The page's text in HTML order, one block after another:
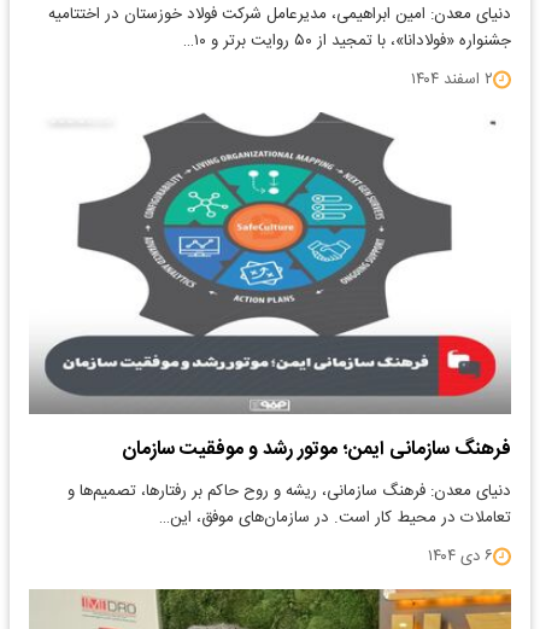
دنیای معدن: امین ابراهیمی، مدیرعامل شرکت فولاد خوزستان در اختتامیه
جشنواره «فولادانا»، با تمجید از ۵۰ روایت برتر و ۱۰…
۲ اسفند ۱۴۰۴
فرهنگ سازمانی ایمن؛ موتور رشد و موفقیت سازمان
دنیای معدن: فرهنگ سازمانی، ریشه و روح حاکم بر رفتارها، تصمیم‌ها و
تعاملات در محیط کار است. در سازمان‌های موفق، این…
۶ دی ۱۴۰۴